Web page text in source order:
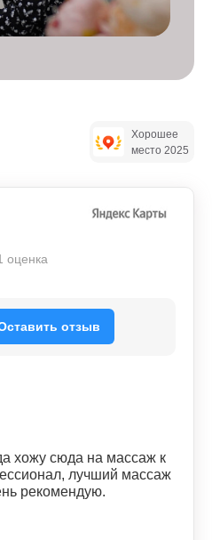
Хорошее
место 2025
оценка
отзыв
хожу сюда на массаж к
лучший массаж
рекомендую.